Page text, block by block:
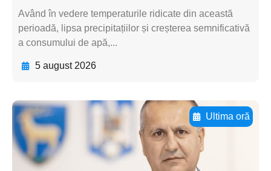
Având în vedere temperaturile ridicate din această
perioadă, lipsa precipitațiilor și creșterea semnificativă
a consumului de apă,...
5 august 2026
Ultima oră
Adaugă aici textul pentru
subtitluAdaugă aici